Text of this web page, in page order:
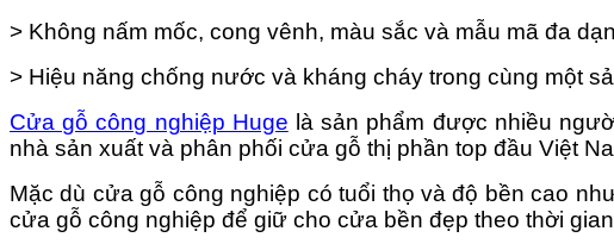
> Không nấm mốc, cong vênh, màu sắc và mẫu mã đa
> Hiệu năng chống nước và kháng cháy trong cùng một
Cửa gỗ công nghiệp Huge là sản phẩm được nhiều
nhà sản xuất và phân phối cửa gỗ thị phần top đầu Việt
Mặc dù cửa gỗ công nghiệp có tuổi thọ và độ bền cao
cửa gỗ công nghiệp để giữ cho cửa bền đẹp theo thời